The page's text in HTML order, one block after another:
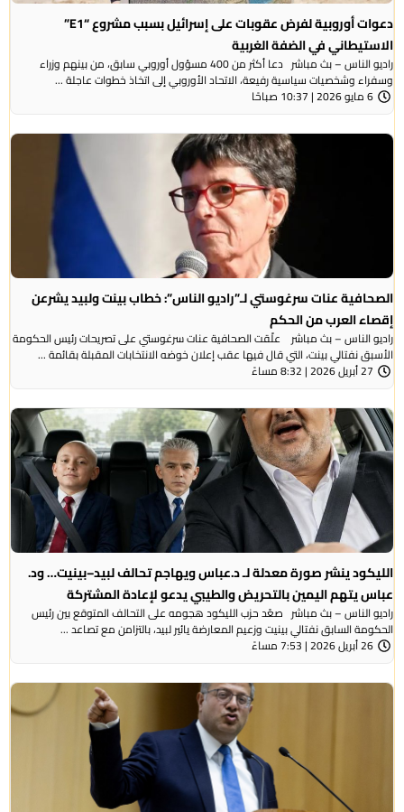
دعوات أوروبية لفرض عقوبات على إسرائيل بسبب مشروع “E1”
الاستيطاني في الضفة الغربية
راديو الناس – بث مباشر دعا أكثر من 400 مسؤول أوروبي سابق، من بينهم وزراء
وسفراء وشخصيات سياسية رفيعة، الاتحاد الأوروبي إلى اتخاذ خطوات عاجلة ...
6 مايو 2026 | 10:37 صباحًا
الصحافية عنات سرغوستي لـ”راديو الناس”: خطاب بينت ولبيد يشرعن
إقصاء العرب من الحكم
راديو الناس – بث مباشر علّقت الصحافية عنات سرغوستي على تصريحات رئيس الحكومة
الأسبق نفتالي بينت، التي قال فيها عقب إعلان خوضه الانتخابات المقبلة بقائمة ...
27 أبريل 2026 | 8:32 مساءً
الليكود ينشر صورة معدلة لـ د.عباس ويهاجم تحالف لبيد–بينيت… ود.
عباس يتهم اليمين بالتحريض والطيبي يدعو لإعادة المشتركة
راديو الناس – بث مباشر صعّد حزب الليكود هجومه على التحالف المتوقع بين رئيس
الحكومة السابق نفتالي بينيت وزعيم المعارضة يائير لبيد، بالتزامن مع تصاعد ...
26 أبريل 2026 | 7:53 مساءً